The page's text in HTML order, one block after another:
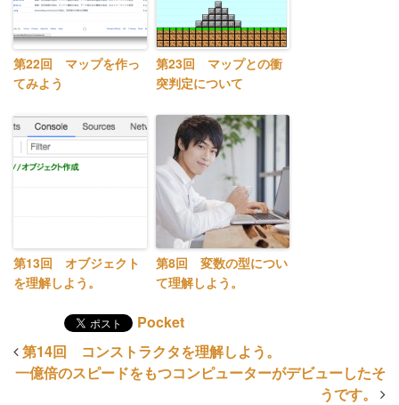
第22回 マップを作っ
てみよう
第23回 マップとの衝
突判定について
第13回 オブジェクト
を理解しよう。
第8回 変数の型につい
て理解しよう。
Pocket
第14回 コンストラクタを理解しよう。
一億倍のスピードをもつコンピューターがデビューしたそ
うです。